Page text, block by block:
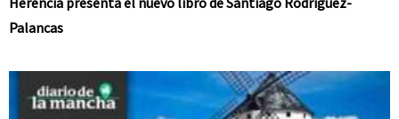
Palancas